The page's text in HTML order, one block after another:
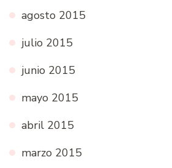
agosto 2015
julio 2015
junio 2015
mayo 2015
abril 2015
marzo 2015